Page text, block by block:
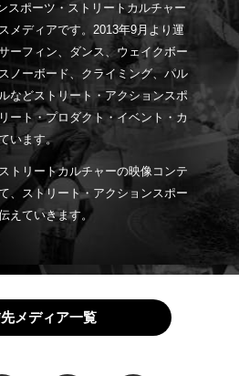
スポーツ・ストリートカルチャー
メディアです。2013年9月より運
ーフィン、ダンス、ウェイクボー
ノーボード、クライミング、パル
などストリート・アクションスポ
ート・プロダクト・イベント・カ
います。
トリートカルチャーの映像コンテ
、ストリート・アクションスポー
えていきます。
メディア一覧